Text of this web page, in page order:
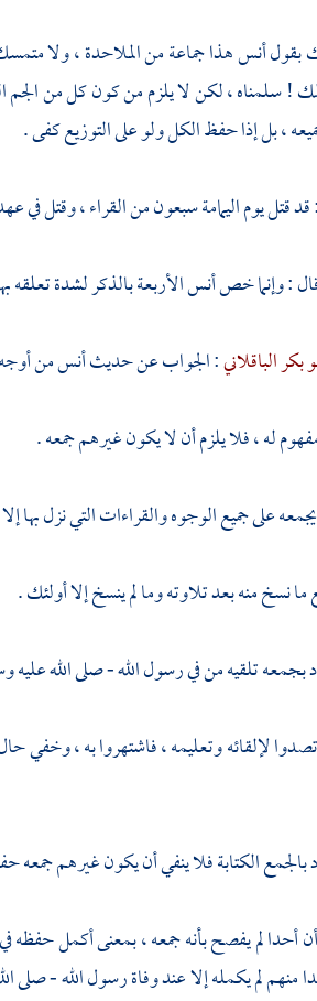
بقولأنسهذا جماعة من الملاحدة ، ولا
! سلمناه ، لكن لا يلزم من كون كل من الجم
، بل إذا حفظ الكل ولو على التوزيع كفى .
: قد قتل يوماليمامةسبعون من القراء ، وقتل في
: وإنما خصأنسالأربعة بالذكر لشدة
بكر الباقلاني: الجواب عن حديثأنسمن
له ، فلا يلزم أن لا يكون غيرهم جمعه .
يجمعه على جميع الوجوه والقراءات التي نزل بها
ما نسخ منه بعد تلاوته وما لم ينسخ إلا أولئك .
بجمعه تلقيه من في رسول الله - صلى الله
لإلقائه وتعليمه ، فاشتهروا به ،
بالجمع الكتابة فلا ينفي أن يكون غيرهم
أن أحدا لم يفصح بأنه جمعه ، بمعنى أكمل
لم يكمله إلا عند وفاة رسول الله - صلى